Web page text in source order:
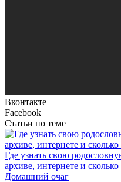
Вконтакте
Facebook
Статьи по теме
Где узнать свою
архиве, интернете и сколько
Домашний очаг